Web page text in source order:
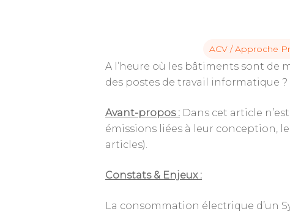
ACV / Approche
A l’heure où les bâtiments sont de
des postes de travail informatique ?
Avant-propos : Dans cet article
émissions liées à leur conception,
articles).
Constats & Enjeux :
La consommation électrique d’un